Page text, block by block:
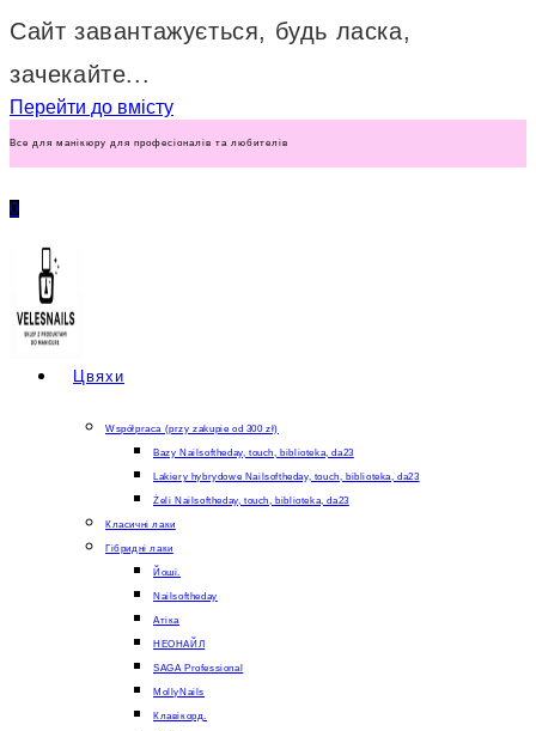
Сайт завантажується, будь ласка,
зачекайте...
Перейти до вмісту
Все для манікюру для професіоналів та любителів
0
Цвяхи
Współpraca (przy zakupie od 300 zł)
Bazy Nailsoftheday, touch, biblioteka, da23
Lakiery hybrydowe Nailsoftheday, touch, biblioteka, da23
Żeli Nailsoftheday, touch, biblioteka, da23
Класичні лаки
Гібридні лаки
Йоші.
Nailsoftheday
Атіка
НЕОНАЙЛ
SAGA Professional
MollyNails
Клавікорд.